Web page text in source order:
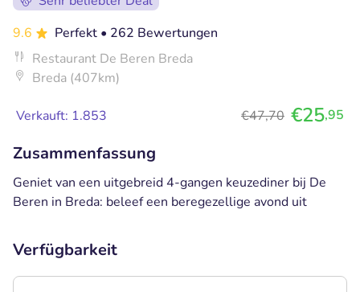
9.6
Perfekt • 262 Bewertungen
Restaurant De Beren Breda
Breda (407km)
Verkauft: 1.853 €47,70 €25,95
Zusammenfassung
Geniet van een uitgebreid 4-gangen keuzediner bij De
Beren in Breda: beleef een beregezellige avond uit
Verfügbarkeit